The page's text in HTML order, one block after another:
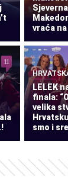
Sjeverna
vraća
11
LELEK
finala:
velika
smo i